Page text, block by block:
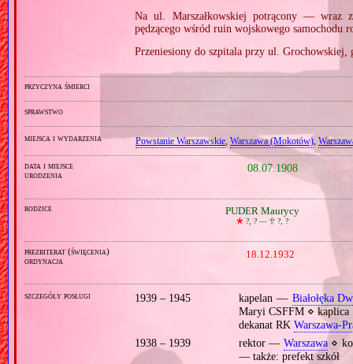
Na ul. Marszałkowskiej potrącony — wraz
pędzącego wśród ruin wojskowego samochodu
Przeniesiony do szpitala przy ul. Grochowskiej,
przyczyna śmierci
sprawstwo
miejsca i wydarzenia Powstanie Warszawskie, Warszawa (Mokotów),
data i miejsce
urodzenia
08.07.1908
rodzice PUDER Maurycy
🞲?, ? — 🕆?, ?
prezbiterat (święcenia)
ordynacja
18.12.1932
szczegóły posługi 1939 – 1945 kapelan — Białołęka
Maryi CSFFM ⋄
dekanat RK
1938 – 1939
rektor — Warszawa⋄
— także: prefekt szkół